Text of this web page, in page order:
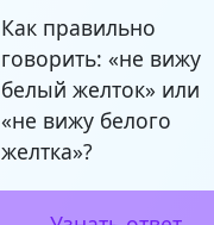
Как правильно
говорить: «не вижу
белый желток» или
«не вижу белого
желтка»?